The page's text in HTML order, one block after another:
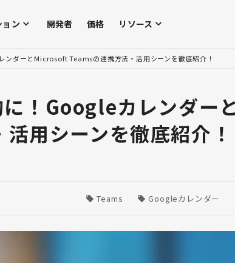
ョン 開発者 価格 リソース
ンダーとMicrosoft Teamsの連携方法・活用シーンを徹底紹介！
に！Googleカレンダ
用シーンを徹底紹介！
Teams Googleカレンダー